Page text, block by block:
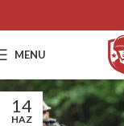
MENU
14
HAZ